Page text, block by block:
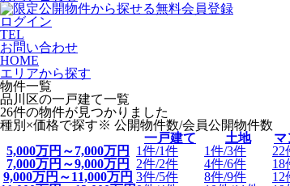
ログイン
TEL
お問い合わせ
HOME
エリアから探す
物件一覧
品川区の一戸建て一覧
26件の物件が見つかりました
種別×価格で探す※ 公開物件数/会員公開物件数
一戸建て
土地
マ
5,000万円～7,000万円
1件/1件 1件/3件 22
7,000万円～9,000万円
2件/2件 4件/6件 18
9,000万円～11,000万円 3件/5件 8件/9件 12